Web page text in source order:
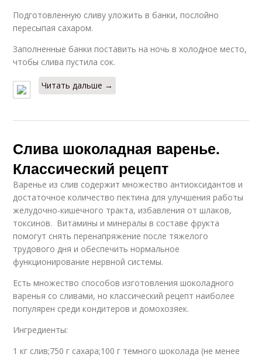
Подготовленную сливу уложить в банки, послойно
пересыпая сахаром.
Заполненные банки поставить на ночь в холодное место,
чтобы слива пустила сок.
Читать дальше →
Слива шоколадная варенье.
Классический рецепт
Варенье из слив содержит множество антиоксидантов и
достаточное количество пектина для улучшения работы
желудочно-кишечного тракта, избавления от шлаков,
токсинов. Витамины и минералы в составе фрукта
помогут снять перенапряжение после тяжелого
трудового дня и обеспечить нормальное
функционирование нервной системы.
Есть множество способов изготовления шоколадного
варенья со сливами, но классический рецепт наиболее
популярен среди кондитеров и домохозяек.
Ингредиенты:
1 кг слив;750 г сахара;100 г темного шоколада (не менее